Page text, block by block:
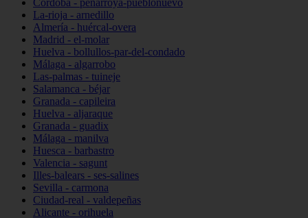
Córdoba - peñarroya-pueblonuevo
La-rioja - arnedillo
Almería - huércal-overa
Madrid - el-molar
Huelva - bollullos-par-del-condado
Málaga - algarrobo
Las-palmas - tuineje
Salamanca - béjar
Granada - capileira
Huelva - aljaraque
Granada - guadix
Málaga - manilva
Huesca - barbastro
Valencia - sagunt
Illes-balears - ses-salines
Sevilla - carmona
Ciudad-real - valdepeñas
Alicante - orihuela